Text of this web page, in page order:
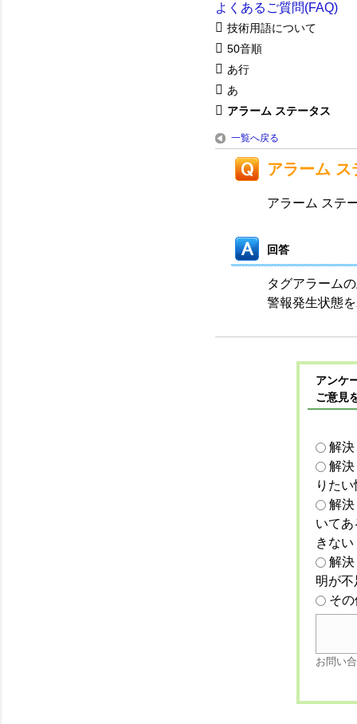
よくあるご質問(FAQ)
技術用語について
50音順
あ行
あ
アラーム ステータス
一覧へ戻る
アラーム ス
アラーム ステ
回答
タグアラーム
警報発生状態
アンケ
ご意見
解
解
りた
解
いて
きない
解
明が
そ
お問い